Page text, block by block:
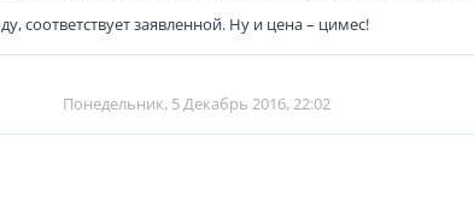
заявленной. Ну и цена – цимес!
Понедельник, 5 Декабрь 2016, 22:02